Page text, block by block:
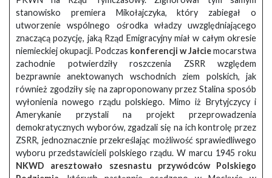
stanowisko premiera Mikołajczyka, który zabiegał o
utworzenie wspólnego ośrodka władzy uwzględniającego
znaczącą pozycję, jaką Rząd Emigracyjny miał w całym okresie
niemieckiej okupacji. Podczas konferencji w Jałciemocarstwa
zachodnie potwierdziły roszczenia ZSRR względem
bezprawnie anektowanych wschodnich ziem polskich, jak
również zgodziły się na zaproponowany przez Stalina sposób
wyłonienia nowego rządu polskiego. Mimo iż Brytyjczycy i
Amerykanie przystali na projekt przeprowadzenia
demokratycznych wyborów, zgadzali się na ich kontrolę przez
ZSRR, jednoznacznie przekreślając możliwość sprawiedliwego
wyboru przedstawicieli polskiego rządu. W marcu 1945 roku
NKWD aresztowało szesnastu przywódców Polskiego